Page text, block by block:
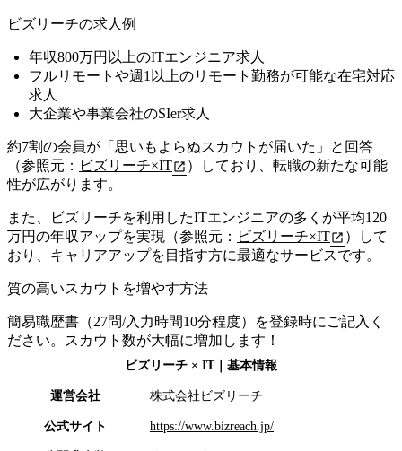
ビズリーチの求人例
年収800万円以上のITエンジニア求人
フルリモートや週1以上のリモート勤務が可能な在宅対応
求人
大企業や事業会社のSIer求人
約7割の会員が「思いもよらぬスカウトが届いた」と回答
（参照元： ビズリーチ×IT
）しており、転職の新たな可能
性が広がります。
また、ビズリーチを利用したITエンジニアの多くが平均120
万円の年収アップを実現（参照元： ビズリーチ×IT
）して
おり、キャリアアップを目指す方に最適なサービスです。
質の高いスカウトを増やす方法
簡易職歴書（27問/入力時間10分程度）を登録時にご記入く
ださい。スカウト数が大幅に増加します！
ビズリーチ × IT｜基本情報
運営会社 株式会社ビズリーチ
公式サイト https://www.bizreach.jp/